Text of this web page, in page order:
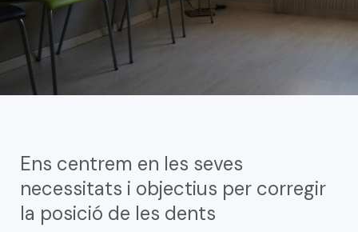
Ens centrem en les seves
necessitats i objectius per corregir
la posició de les dents